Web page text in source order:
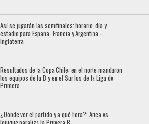
Así se jugarán las semifinales: horario, día y
estadio para España- Francia y Argentina –
Inglaterra
Resultados de la Copa Chile: en el norte mandaron
los equipos de la B y en el Sur los de la Liga de
Primera
¿Dónde ver el partido y a qué hora?: Arica vs